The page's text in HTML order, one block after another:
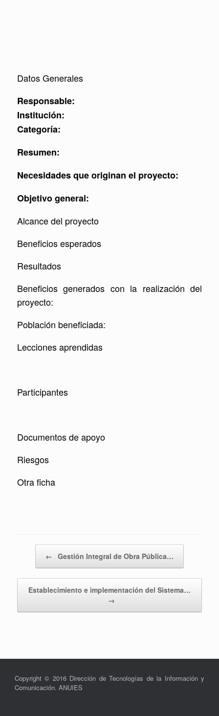
Datos Generales
Responsable:
Institución:
Categoría:
Resumen:
Necesidades que originan el proyecto:
Objetivo general:
Alcance del proyecto
Beneficios esperados
Resultados
Beneficios generados con la realización del
proyecto:
Población beneficiada:
Lecciones aprendidas
Participantes
Documentos de apoyo
Riesgos
Otra ficha
← Gestión Integral de Obra Pública…
Establecimiento e implementación del Sistema…
→
Copyright © 2016 Dirección de Tecnologías de la Información y
Comunicación. ANUIES